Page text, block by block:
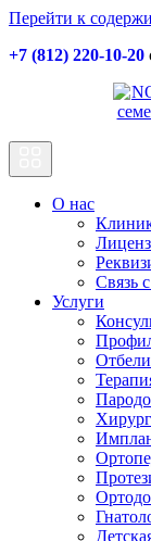
Перейти к
+7 (812) 220-10-20
Основная
навигация
О нас
Связь
Услуги